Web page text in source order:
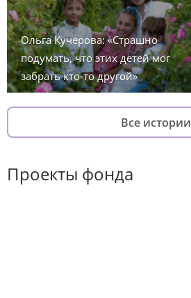
Ольга Кучерова: «Страшно
подумать, что этих детей мог
забрать кто-то другой»
Все истории
Проекты фонда